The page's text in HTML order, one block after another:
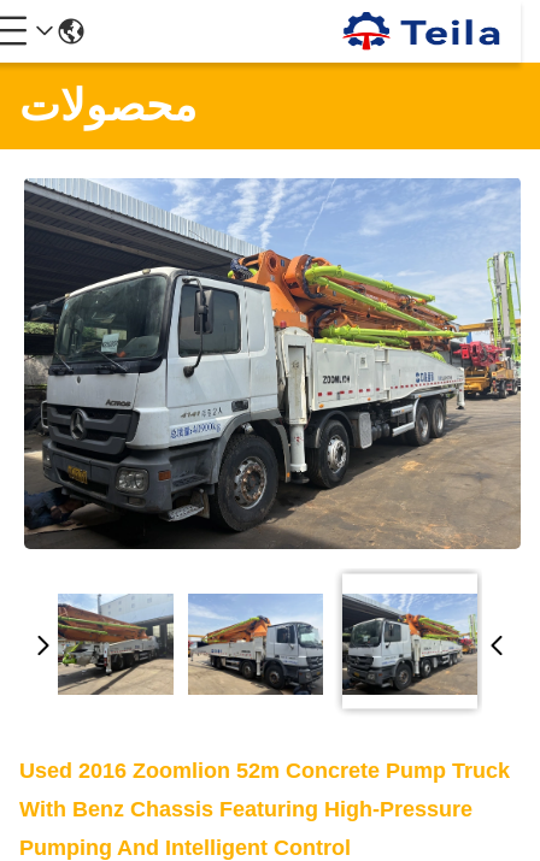
محصولات
Used 2016 Zoomlion 52m Concrete Pump Truck
With Benz Chassis Featuring High-Pressure
Pumping And Intelligent Control